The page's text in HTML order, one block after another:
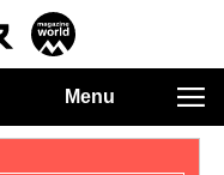
Menu